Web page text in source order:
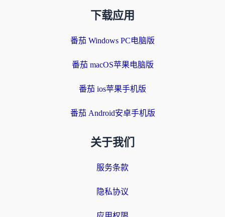
下载应用
番茄 Windows PC电脑版
番茄 macOS苹果电脑版
番茄 ios苹果手机版
番茄 Android安卓手机版
关于我们
服务条款
隐私协议